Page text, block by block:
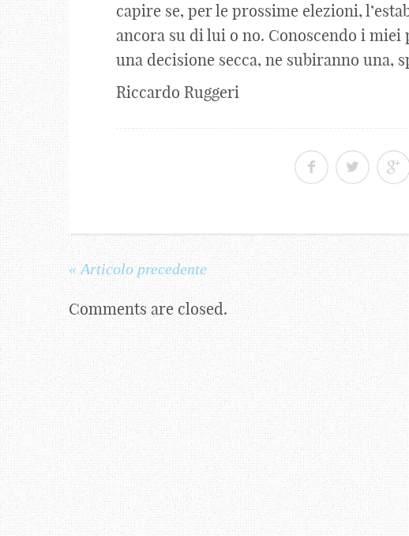
capire se, per le prossime elezioni,
ancora su di lui o no. Conoscendo i
una decisione secca, ne subiranno una,
Riccardo Ruggeri
« Articolo precedente
Comments are closed.